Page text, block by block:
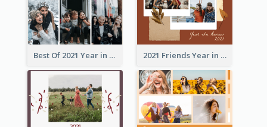
Best Of 2021 Year in Review Photo Book 2021 Friends Year in Review Photo Book